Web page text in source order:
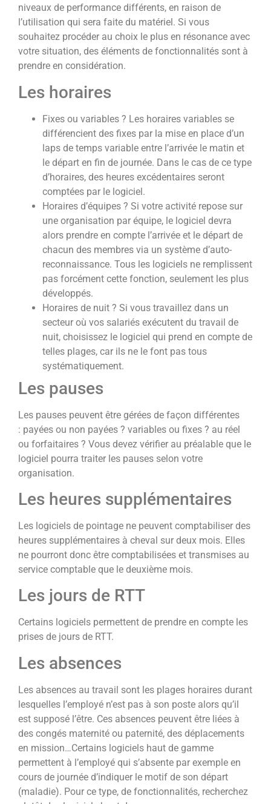
niveaux de performance différents, en raison de
l’utilisation qui sera faite du matériel. Si vous
souhaitez procéder au choix le plus en résonance avec
votre situation, des éléments de fonctionnalités sont à
prendre en considération.
Les horaires
Fixes ou variables ? Les horaires variables se
différencient des fixes par la mise en place d’un
laps de temps variable entre l’arrivée le matin et
le départ en fin de journée. Dans le cas de ce type
d’horaires, des heures excédentaires seront
comptées par le logiciel.
Horaires d’équipes ? Si votre activité repose sur
une organisation par équipe, le logiciel devra
alors prendre en compte l’arrivée et le départ de
chacun des membres via un système d’auto-
reconnaissance. Tous les logiciels ne remplissent
pas forcément cette fonction, seulement les plus
développés.
Horaires de nuit ? Si vous travaillez dans un
secteur où vos salariés exécutent du travail de
nuit, choisissez le logiciel qui prend en compte de
telles plages, car ils ne le font pas tous
systématiquement.
Les pauses
Les pauses peuvent être gérées de façon différentes
: payées ou non payées ? variables ou fixes ? au réel
ou forfaitaires ? Vous devez vérifier au préalable que le
logiciel pourra traiter les pauses selon votre
organisation.
Les heures supplémentaires
Les logiciels de pointage ne peuvent comptabiliser des
heures supplémentaires à cheval sur deux mois. Elles
ne pourront donc être comptabilisées et transmises au
service comptable que le deuxième mois.
Les jours de RTT
Certains logiciels permettent de prendre en compte les
prises de jours de RTT.
Les absences
Les absences au travail sont les plages horaires durant
lesquelles l’employé n’est pas à son poste alors qu’il
est supposé l’être. Ces absences peuvent être liées à
des congés maternité ou paternité, des déplacements
en mission…Certains logiciels haut de gamme
permettent à l’employé qui s’absente par exemple en
cours de journée d’indiquer le motif de son départ
(maladie). Pour ce type, de fonctionnalités, recherchez